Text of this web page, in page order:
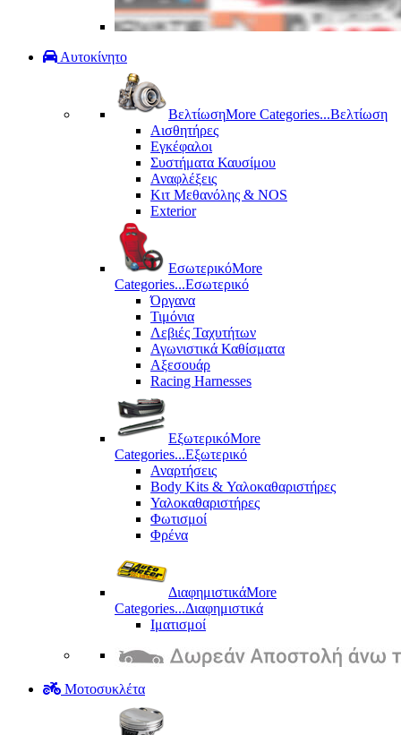
Αυτοκίνητο
ΒελτίωσηMore Categories...Βελτίωση
Αισθητήρες
Εγκέφαλοι
Συστήματα Καυσίμου
Αναφλέξεις
Κιτ Μεθανόλης & ΝΟS
Exterior
ΕσωτερικόMore
Categories...Εσωτερικό
Όργανα
Τιμόνια
Λεβιές Ταχυτήτων
Αγωνιστικά Καθίσματα
Αξεσουάρ
Racing Harnesses
ΕξωτερικόMore
Categories...Εξωτερικό
Αναρτήσεις
Body Kits & Υαλοκαθαριστήρες
Υαλοκαθαριστήρες
Φωτισμοί
Φρένα
ΔιαφημιστικάMore
Categories...Διαφημιστικά
Ιματισμοί
Μοτοσυκλέτα